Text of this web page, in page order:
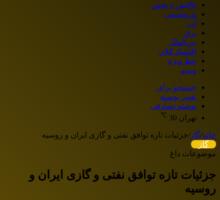
پالایش و پخش
پتروشیمی
آب
برق
بین‌الملل
اقتصاد کلان
خط ویژه
ویدیو
جستجو برای
تغییر پوسته
نوشته تصادفی
تهران 30
℃
خانه/گاز/جزئیات تازه توافق نفتی و گازی ایران و روسیه
گاز
موضوعات داغ
جزئیات تازه توافق نفتی و گازی ایران و
روسیه